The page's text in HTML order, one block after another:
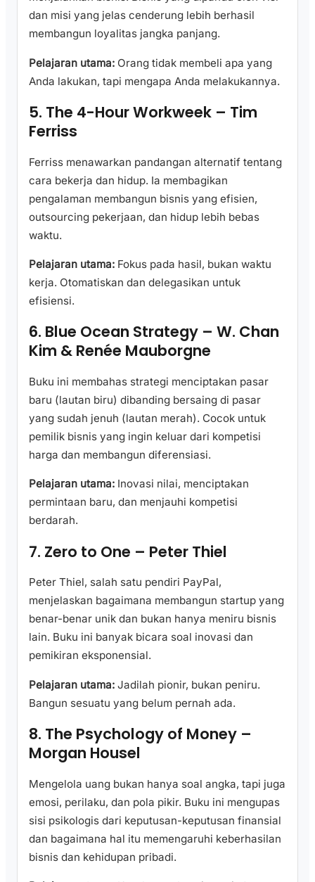
dan misi yang jelas cenderung lebih berhasil
membangun loyalitas jangka panjang.
Pelajaran utama: Orang tidak membeli apa yang
Anda lakukan, tapi mengapa Anda melakukannya.
5. The 4-Hour Workweek – Tim
Ferriss
Ferriss menawarkan pandangan alternatif tentang
cara bekerja dan hidup. Ia membagikan
pengalaman membangun bisnis yang efisien,
outsourcing pekerjaan, dan hidup lebih bebas
waktu.
Pelajaran utama: Fokus pada hasil, bukan waktu
kerja. Otomatiskan dan delegasikan untuk
efisiensi.
6. Blue Ocean Strategy – W. Chan
Kim & Renée Mauborgne
Buku ini membahas strategi menciptakan pasar
baru (lautan biru) dibanding bersaing di pasar
yang sudah jenuh (lautan merah). Cocok untuk
pemilik bisnis yang ingin keluar dari kompetisi
harga dan membangun diferensiasi.
Pelajaran utama: Inovasi nilai, menciptakan
permintaan baru, dan menjauhi kompetisi
berdarah.
7. Zero to One – Peter Thiel
Peter Thiel, salah satu pendiri PayPal,
menjelaskan bagaimana membangun startup yang
benar-benar unik dan bukan hanya meniru bisnis
lain. Buku ini banyak bicara soal inovasi dan
pemikiran eksponensial.
Pelajaran utama: Jadilah pionir, bukan peniru.
Bangun sesuatu yang belum pernah ada.
8. The Psychology of Money –
Morgan Housel
Mengelola uang bukan hanya soal angka, tapi juga
emosi, perilaku, dan pola pikir. Buku ini mengupas
sisi psikologis dari keputusan-keputusan finansial
dan bagaimana hal itu memengaruhi keberhasilan
bisnis dan kehidupan pribadi.